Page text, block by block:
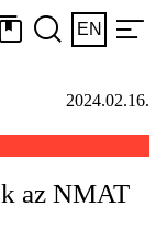
EN
2024.02.16.
az NMAT